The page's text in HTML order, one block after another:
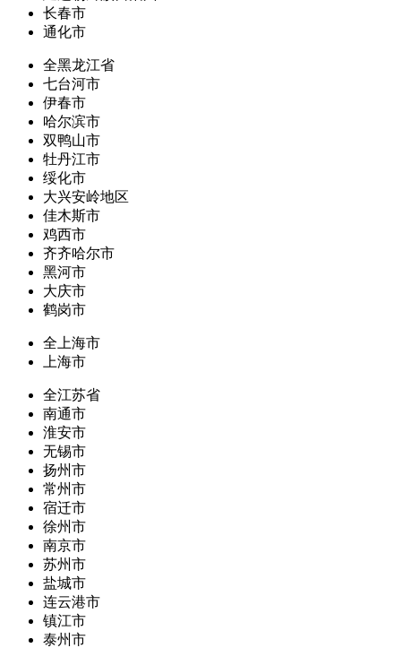
长春市
通化市
全黑龙江省
七台河市
伊春市
哈尔滨市
双鸭山市
牡丹江市
绥化市
大兴安岭地区
佳木斯市
鸡西市
齐齐哈尔市
黑河市
大庆市
鹤岗市
全上海市
上海市
全江苏省
南通市
淮安市
无锡市
扬州市
常州市
宿迁市
徐州市
南京市
苏州市
盐城市
连云港市
镇江市
泰州市